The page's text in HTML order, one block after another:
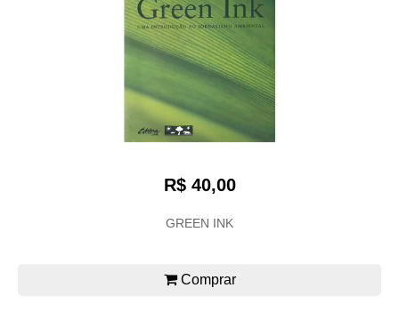
R$ 40,00
GREEN INK
Comprar